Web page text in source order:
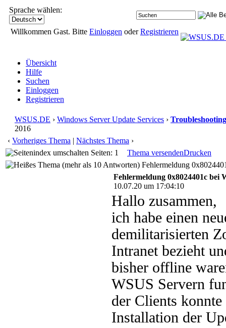
Sprache wählen:
Willkommen Gast. Bitte Einloggen oderRegistrieren
Übersicht
Hilfe
Suchen
Einloggen
Registrieren
WSUS.DE › Windows Server Update Services › Troubleshooting
2016
‹ Vorheriges Thema | Nächstes Thema ›
Seiten: 1
Thema versendenDrucken
Fehlermeldung
Fehlermeldung 0x8024401c bei
10.07.20 um 17:04:10
Hallo zusammen,
ich habe einen
demilitarisierten
Intranet bezieht
bisher offline
WSUS Servern
der Clients
Installation der